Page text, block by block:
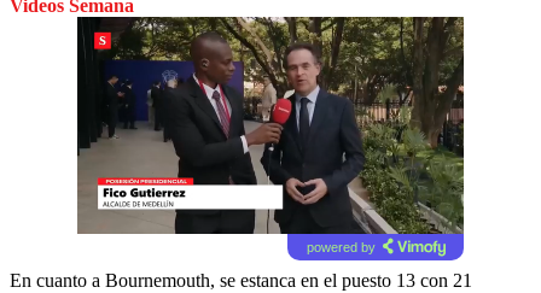
Videos Semana
powered by
En cuanto a Bournemouth, se estanca en el puesto 13 con 21